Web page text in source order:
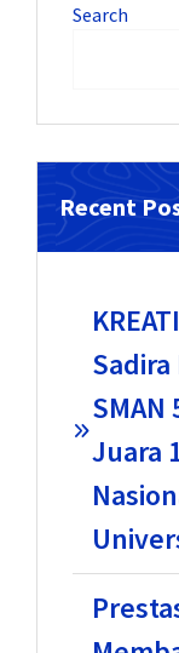
Search
Recent
SMAN
Juara